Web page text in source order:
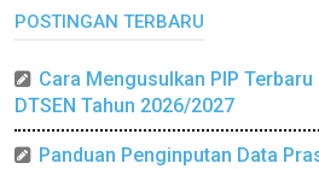
POSTINGAN TERBARU
Cara Mengusulkan PIP Terbaru
DTSEN Tahun 2026/2027
Panduan Penginputan Data